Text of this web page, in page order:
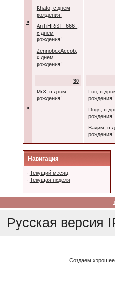
»
Khato, с днем
рождения!
AnTiHRiST_666_,
с днем
рождения!
ZennoboxAccob,
с днем
рождения!
»
30
MrX, с днем
рождения!
Leo, с
рождения!
Dogs, с
рождения!
Вадим, с
рождения!
Навигация
· Текущий месяц
· Текущая неделя
Русская версия
Создаем